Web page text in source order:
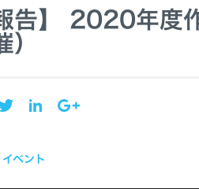
告】 2020年度
）
イベント